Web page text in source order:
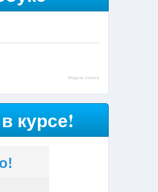
Модули Joomla
курсе!